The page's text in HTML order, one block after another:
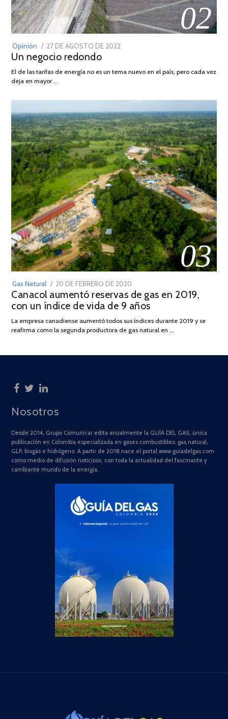
02
Opinión
POSTED
ON
27 DE AGOSTO DE 2022
DE
Un negocio redondo
El de las tarifas de energía no es un tema nuevo en el país, pero cada vez
deja en mayor …
03
Gas Natural
POSTED
ON
20 DE FEBRERO DE 2020
DE
JULIO
2025
Canacol aumentó reservas de gas en 2019,
con un índice de vida de 9 años
La empresa canadiense aumentó todos sus índices durante 2019 y se
reafirma como la segunda productora de gas natural en …
Nosotros
Desde 2014, Grupo Comunicar edita anualmente la GUÍA DEL GAS, única
publicación en Colombia especializada en gases combustibles: gas natural,
GLP, biogás e hidrógeno. A partir de 2018 nace el portal www.guiadelgas.com
como medio de difusión noticioso, con toda la actualidad del fascinante y
cambiante mundo de la energía.